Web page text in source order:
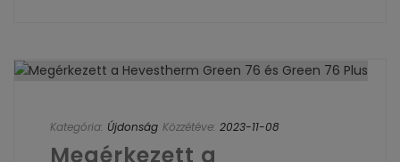
Kategória: Újdonság Közzétéve: 2023-11-08
Megérkezett a